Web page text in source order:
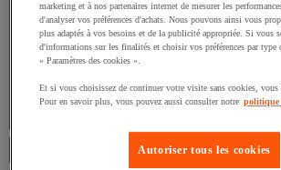
Prix
marketing et à nos partenaires internet de mesurer les
d'analyser vos préférences d'achats. Nous pouvons ainsi vous
plus adaptés à vos besoins et de la publicité appropriée. Si vous
d'informations sur les finalités et choisir vos préférences par type
« Paramètres des cookies ».
Et si vous choisissez de continuer votre visite sans cookies, vous
Pour en savoir plus, vous pouvez aussi consulter notre politique
Autoriser tous les cookies